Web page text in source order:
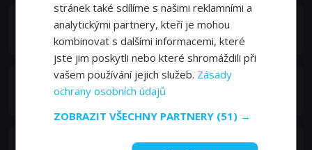
Joey Shea
Louie (voice)
Yeardley Smith
Cecilia (voice)
stránek také sdílíme s našimi reklamními a
analytickými partnery, kteří je mohou
kombinovat s dalšími informacemi, které
jste jim poskytli nebo které shromáždili při
vašem používání jejich služeb. Zásady
ochrany osobních údajů
ZOBRAZIT VŠECHNY PARTNERY (51) →